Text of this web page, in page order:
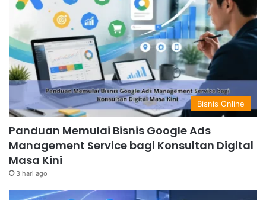
Bisnis Online
Panduan Memulai Bisnis Google Ads
Management Service bagi Konsultan Digital
Masa Kini
3 hari ago